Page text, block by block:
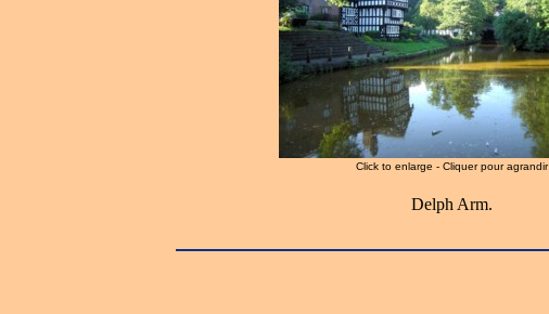
Click to enlarge - Cliquer pour agrandir
Delph Arm.